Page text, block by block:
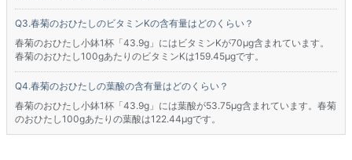
春菊のおひたしのビタミンKの含有量はどのくらい？
春菊のおひたし小鉢1杯「43.9g」にはビタミンKが70μg含まれています。
春菊のおひたし100gあたりのビタミンKは159.45μgです。
春菊のおひたしの葉酸の含有量はどのくらい？
春菊のおひたし小鉢1杯「43.9g」には葉酸が53.75μg含まれています。春菊
のおひたし100gあたりの葉酸は122.44μgです。